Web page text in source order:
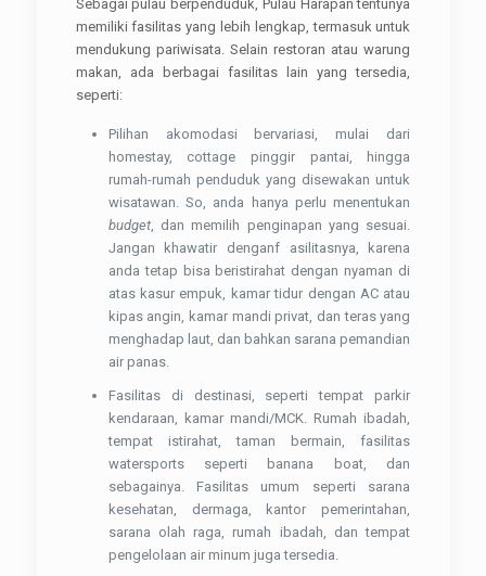
Sebagai pulau berpenduduk, Pulau Harapan tentunya
memiliki fasilitas yang lebih lengkap, termasuk untuk
mendukung pariwisata. Selain restoran atau warung
makan, ada berbagai fasilitas lain yang tersedia,
seperti:
Pilihan akomodasi bervariasi, mulai dari
homestay, cottage pinggir pantai, hingga
rumah-rumah penduduk yang disewakan untuk
wisatawan. So, anda hanya perlu menentukan
budget, dan memilih penginapan yang sesuai.
Jangan khawatir denganf asilitasnya, karena
anda tetap bisa beristirahat dengan nyaman di
atas kasur empuk, kamar tidur dengan AC atau
kipas angin, kamar mandi privat, dan teras yang
menghadap laut, dan bahkan sarana pemandian
air panas.
Fasilitas di destinasi, seperti tempat parkir
kendaraan, kamar mandi/MCK. Rumah ibadah,
tempat istirahat, taman bermain, fasilitas
watersports seperti banana boat, dan
sebagainya. Fasilitas umum seperti sarana
kesehatan, dermaga, kantor pemerintahan,
sarana olah raga, rumah ibadah, dan tempat
pengelolaan air minum juga tersedia.